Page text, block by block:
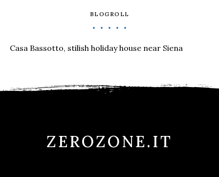
BLOGROLL
Casa Bassotto, stilish holiday house near Siena
ZEROZONE.IT